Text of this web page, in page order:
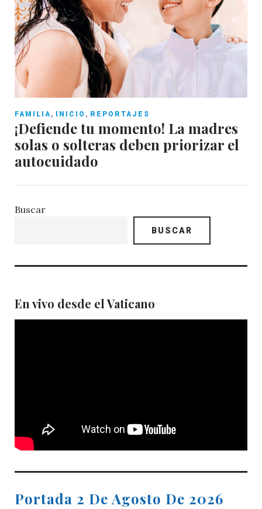
FAMILIA, INICIO , REPORTAJES
¡Defiende tu momento! La madres
solas o solteras deben priorizar el
autocuidado
Buscar
BUSCAR
En vivo desde el Vaticano
Portada 2 De Agosto De 2026